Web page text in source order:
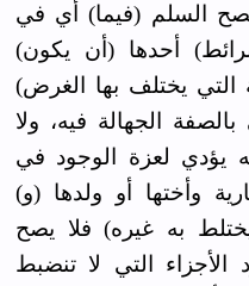
يصح السلم (فيما) أي في
أحدها (أن يكون)
التي يختلف بها الغرض)
الجهالة فيه، ولا
يؤدي لعزة الوجود في
وأختها أو ولدها (و)
به غيره) فلا يصح
التي لا تنضبط